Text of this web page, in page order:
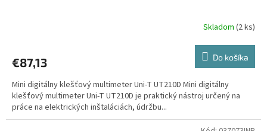
Skladom (2 ks)
€87,13 Do košíka
Mini digitálny klešťový multimeter Uni-T UT210D Mini digitálny
klešťový multimeter Uni-T UT210D je praktický nástroj určený na
práce na elektrických inštaláciách, údržbu...